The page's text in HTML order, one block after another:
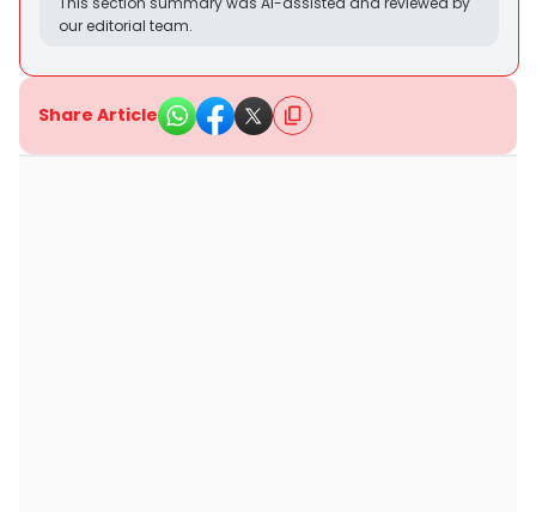
our editorial team.
Share Article